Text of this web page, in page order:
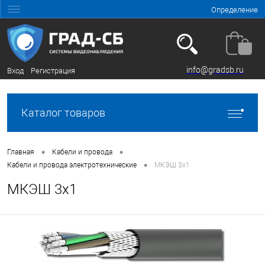
Определение
Вход Регистрация info@gradsb.ru
Каталог товаров
Главная • Кабели и провода •
Кабели и провода электротехнические • МКЭШ 3х1
МКЭШ 3х1